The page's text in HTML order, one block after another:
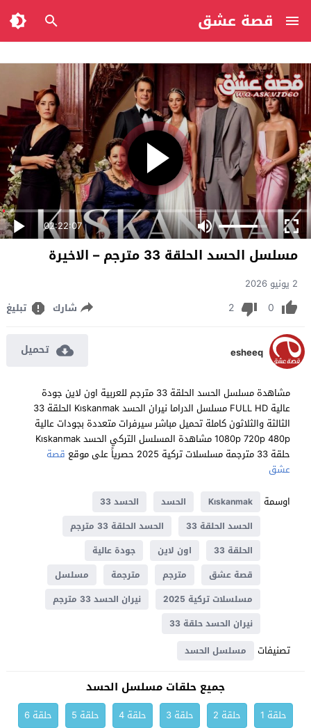
قصة عشق
02:22:07
مسلسل الحسد الحلقة 33 مترجم – الاخيرة
2 يونيو 2026
0
2 شارك تبليغ
esheeq تحميل
مشاهدة مسلسل الحسد الحلقة 33 مترجم للعربية اون لاين جودة
عالية FULL HD مسلسل الدراما نيران الحسد Kıskanmak الحلقة 33
الثالثة والثلاثون كاملة تحميل مباشر سيرفرات متعددة بجودات عالية
1080p 720p 480p مشاهدة المسلسل التركي الحسد Kıskanmak
حلقة 33 مترجمة مسلسلات تركية 2025 حصرياً على موقع
قصة
عشق
اوسمة
Kıskanmak الحسد
الحسد 33
الحسد الحلقة 33
الحسد الحلقة 33 مترجم
الحلقة 33
اون لاين
جودة عالية
قصة عشق
مترجم مترجمة
مسلسل
مسلسلات تركية 2025
نيران الحسد 33 مترجم
نيران الحسد حلقة 33
تصنيفات مسلسل الحسد
جميع حلقات مسلسل الحسد
حلقة 1 حلقة 2 حلقة 3 حلقة 4 حلقة 5
حلقة 6